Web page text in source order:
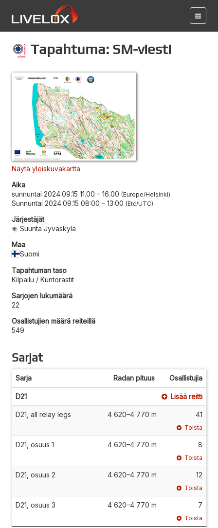
Tapahtuma: SM-viesti
Näytä yleiskuvakartta
Aika
sunnuntai 2024.09.15 11.00 – 16.00 Europe/Helsinki
Sunnuntai 2024.09.15 08:00 – 13:00 Etc/UTC
Järjestäjät
Suunta Jyväskylä
Maa
Suomi
Tapahtuman taso
Kilpailu / Kuntorastit
Sarjojen lukumäärä
22
Osallistujien määrä reiteillä
549
Sarjat
Sarja Radan pituus Osallistujia
D21 Lisää reitti
D21, all relay legs 4 620–4 770 m 41
Toista
D21, osuus 1 4 620–4 770 m 8
Toista
D21, osuus 2 4 620–4 770 m 12
Toista
D21, osuus 3 4 620–4 770 m 7
Toista